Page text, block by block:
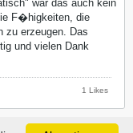
war das auch kein
F�higkeiten, die
zu erzeugen. Das
und vielen Dank
1 Likes